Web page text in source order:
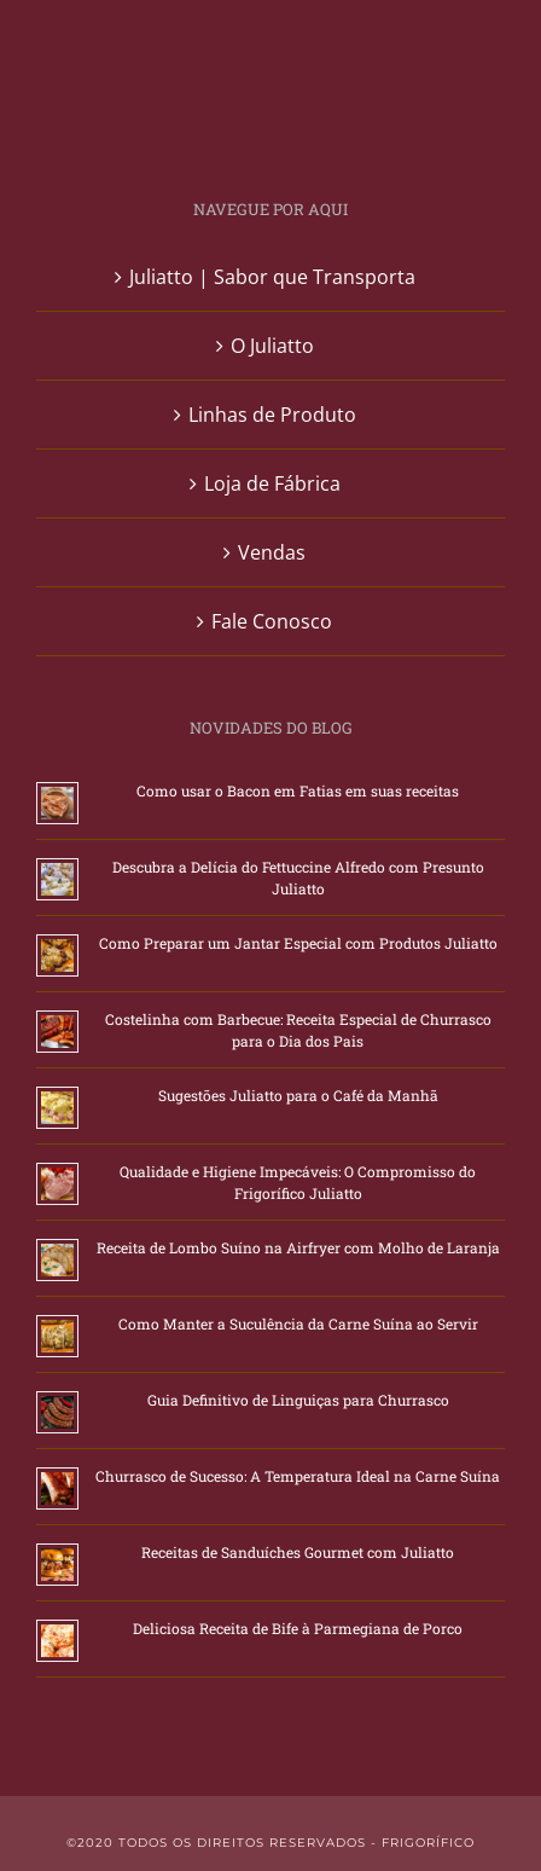
NAVEGUE POR AQUI
Juliatto | Sabor que Transporta
O Juliatto
Linhas de Produto
Loja de Fábrica
Vendas
Fale Conosco
NOVIDADES DO BLOG
Como usar o Bacon em Fatias em suas receitas
Descubra a Delícia do Fettuccine Alfredo com Presunto
Juliatto
Como Preparar um Jantar Especial com Produtos Juliatto
Costelinha com Barbecue: Receita Especial de Churrasco
para o Dia dos Pais
Sugestões Juliatto para o Café da Manhã
Qualidade e Higiene Impecáveis: O Compromisso do
Frigorífico Juliatto
Receita de Lombo Suíno na Airfryer com Molho de Laranja
Como Manter a Suculência da Carne Suína ao Servir
Guia Definitivo de Linguiças para Churrasco
Churrasco de Sucesso: A Temperatura Ideal na Carne Suína
Receitas de Sanduíches Gourmet com Juliatto
Deliciosa Receita de Bife à Parmegiana de Porco
©2020 TODOS OS DIREITOS RESERVADOS - FRIGORÍFICO